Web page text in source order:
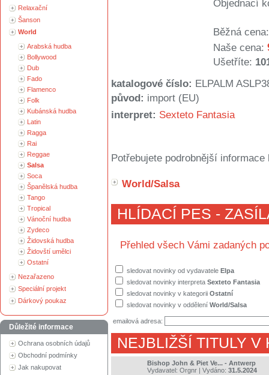
Relaxační
Šanson
World
Arabská hudba
Bollywood
Dub
Fado
Flamenco
Folk
Kubánská hudba
Latin
Ragga
Rai
Reggae
Salsa
Soca
Španělská hudba
Tango
Tropical
Vánoční hudba
Zydeco
Židovská hudba
Židovští umělci
Ostatní
Nezařazeno
Speciální projekt
Dárkový poukaz
Důležité informace
Ochrana osobních údajů
Obchodní podmínky
Jak nakupovat
Objednací
Běžná cena:
Naše cena:
Ušetříte:
katalogové číslo: ELPALM
původ: import (EU)
interpret: Sexteto Fantasia
Potřebujete podrobnější
World/Salsa
HLÍDACÍ PES -
Přehled všech Vámi zadaných
sledovat novinky od vydavatele Elpa
sledovat novinky interpreta Sexteto Fantasia
sledovat novinky v kategorii Ostatní
sledovat novinky v oddělení World/Salsa
emailová adresa:
NEJBLIŽŠÍ TITULY V
Bishop John & Piet Ve... - Antwerp
Vydavatel: Orgnr | Vydáno: 31.5.2024